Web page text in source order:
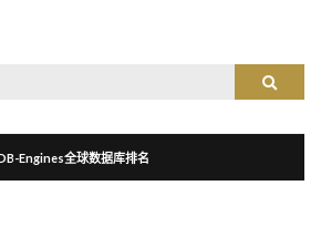
Search
Engines全球数据库排名